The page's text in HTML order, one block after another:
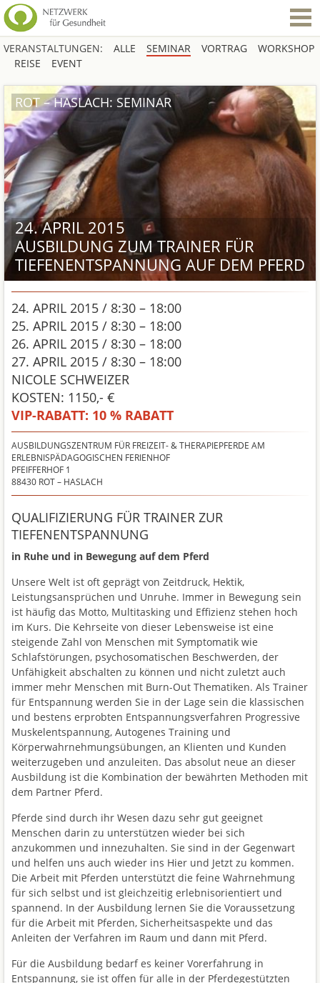
VERANSTALTUNGEN: ALLE SEMINAR VORTRAG
WORKSHOP
REISE
EVENT
24. APRIL 2015
AUSBILDUNG ZUM TRAINER FÜR
TIEFENENTSPANNUNG AUF DEM PFERD
ROT – HASLACH: SEMINAR
24. APRIL 2015 / 8:30 – 18:00
25. APRIL 2015 / 8:30 – 18:00
26. APRIL 2015 / 8:30 – 18:00
27. APRIL 2015 / 8:30 – 18:00
NICOLE SCHWEIZER
KOSTEN: 1150,- €
VIP-RABATT: 10 % RABATT
AUSBILDUNGSZENTRUM FÜR FREIZEIT- & THERAPIEPFERDE AM
ERLEBNISPÄDAGOGISCHEN FERIENHOF
PFEIFFERHOF 1
88430 ROT – HASLACH
QUALIFIZIERUNG FÜR TRAINER ZUR
TIEFENENTSPANNUNG
in Ruhe und in Bewegung auf dem Pferd
Unsere Welt ist oft geprägt von Zeitdruck, Hektik,
Leistungsansprüchen und Unruhe. Immer in Bewegung sein
ist häufig das Motto, Multitasking und Effizienz stehen hoch
im Kurs. Die Kehrseite von dieser Lebensweise ist eine
steigende Zahl von Menschen mit Symptomatik wie
Schlafstörungen, psychosomatischen Beschwerden, der
Unfähigkeit abschalten zu können und nicht zuletzt auch
immer mehr Menschen mit Burn-Out Thematiken. Als Trainer
für Entspannung werden Sie in der Lage sein die klassischen
und bestens erprobten Entspannungsverfahren Progressive
Muskelentspannung, Autogenes Training und
Körperwahrnehmungsübungen, an Klienten und Kunden
weiterzugeben und anzuleiten. Das absolut neue an dieser
Ausbildung ist die Kombination der bewährten Methoden mit
dem Partner Pferd.
Pferde sind durch ihr Wesen dazu sehr gut geeignet
Menschen darin zu unterstützen wieder bei sich
anzukommen und innezuhalten. Sie sind in der Gegenwart
und helfen uns auch wieder ins Hier und Jetzt zu kommen.
Die Arbeit mit Pferden unterstützt die feine Wahrnehmung
für sich selbst und ist gleichzeitig erlebnisorientiert und
spannend. In der Ausbildung lernen Sie die Voraussetzung
für die Arbeit mit Pferden, Sicherheitsaspekte und das
Anleiten der Verfahren im Raum und dann mit Pferd.
Für die Ausbildung bedarf es keiner Vorerfahrung in
Entspannung, sie ist offen für alle in der Pferdegestützten